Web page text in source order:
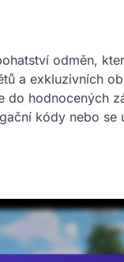
odměn,
a exkluzivních
do hodnocených
kódy nebo